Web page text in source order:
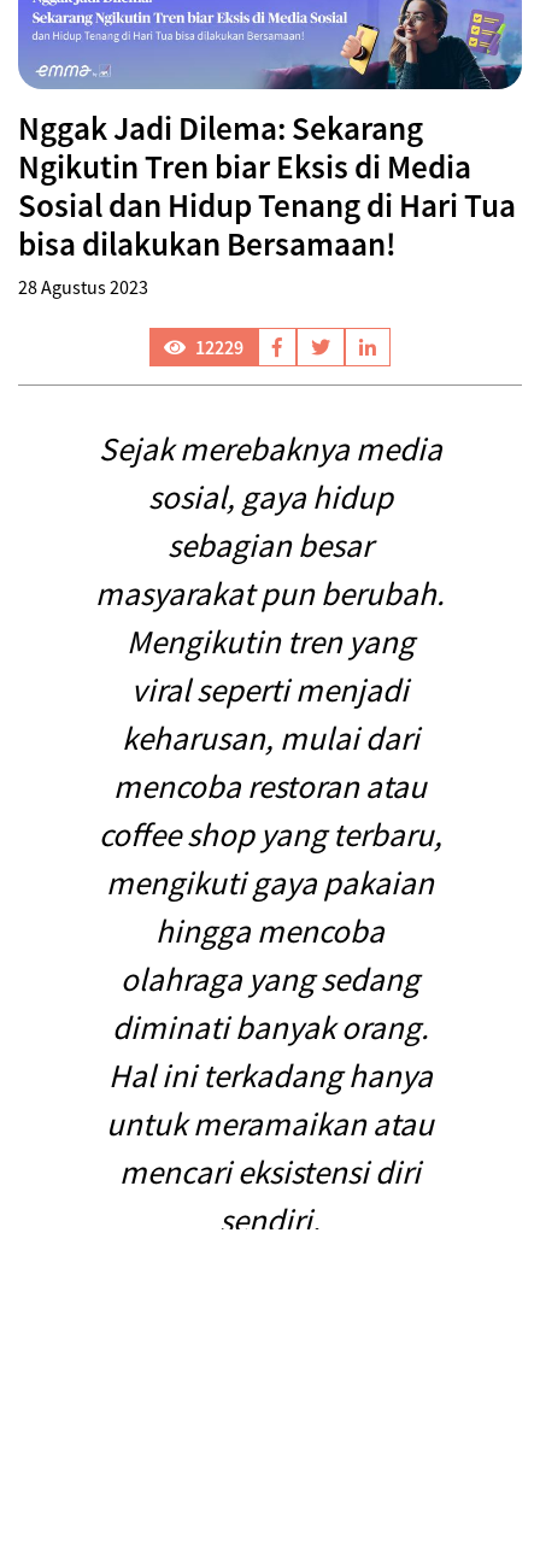
Nggak Jadi Dilema: Sekarang
Ngikutin Tren biar Eksis di Media
Sosial dan Hidup Tenang di Hari Tua
bisa dilakukan Bersamaan!
28 Agustus 2023
12229
Sejak merebaknya media
sosial, gaya hidup
sebagian besar
masyarakat pun berubah.
Mengikutin tren yang
viral seperti menjadi
keharusan, mulai dari
mencoba restoran atau
coffee shop yang terbaru,
mengikuti gaya pakaian
hingga mencoba
olahraga yang sedang
diminati banyak orang.
Hal ini terkadang hanya
untuk meramaikan atau
mencari eksistensi diri
sendiri.